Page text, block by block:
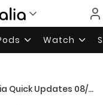
Watch
per Video Telecamere strade-autostrade, IlGreco e iSorridi